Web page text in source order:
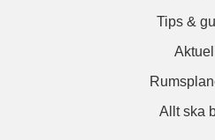
Tips &
Allt ska